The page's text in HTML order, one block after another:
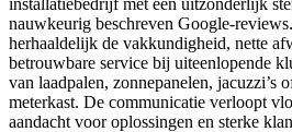
nauwkeurig beschreven Google-
herhaaldelijk de vakkundigheid, nette
betrouwbare service bij uiteenlopende
van laadpalen, zonnepanelen, jacuzzi’s
meterkast. De communicatie verloopt
aandacht voor oplossingen en sterke